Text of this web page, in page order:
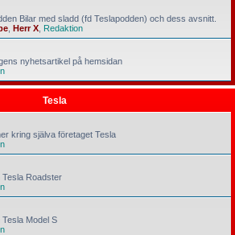
Bilar med sladd (fd Teslapodden) och dess avsnitt.
Herr X Redaktion
nyhetsartikel på hemsidan
Tesla
kring själva företaget Tesla
Roadster
Model S